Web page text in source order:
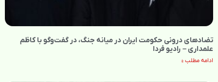
تضادهای درونی حکومت ایران در میانه جنگ، در گفت‌‌وگو با کاظم
علمداری – رادیو فردا
ادامه مطلب »